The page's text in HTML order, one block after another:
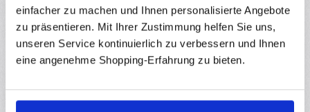
einfacher zu machen und Ihnen personalisierte Angebote
zu präsentieren. Mit Ihrer Zustimmung helfen Sie uns,
unseren Service kontinuierlich zu verbessern und Ihnen
eine angenehme Shopping-Erfahrung zu bieten.
Lötstation ZD-99 mit einstellbarer Temperatur 150-450 °C mit
einem Lötkolben mit 1,6mm Lötspitze, Lötkolbenablage und
Lötschwamm Günstige Lötstation für Hobby und Werkstatt mit
leichter Handhabung - ideal für den Einstieg in
die Löttechnik! Über den Drehregler lässt sich
Sofort verfügbar